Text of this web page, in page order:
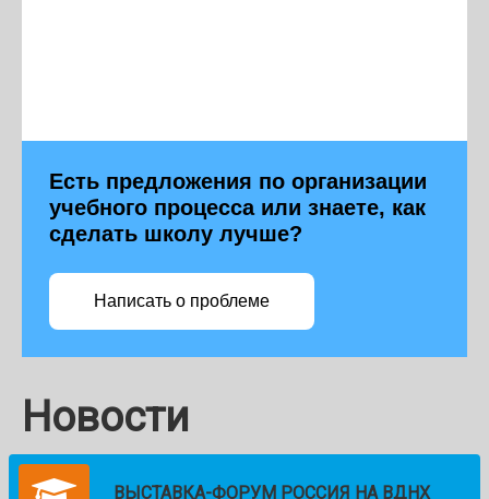
Есть предложения по организации
учебного процесса или знаете, как
сделать школу лучше?
Написать о проблеме
Новости
ВЫСТАВКА-ФОРУМ РОССИЯ НА ВДНХ